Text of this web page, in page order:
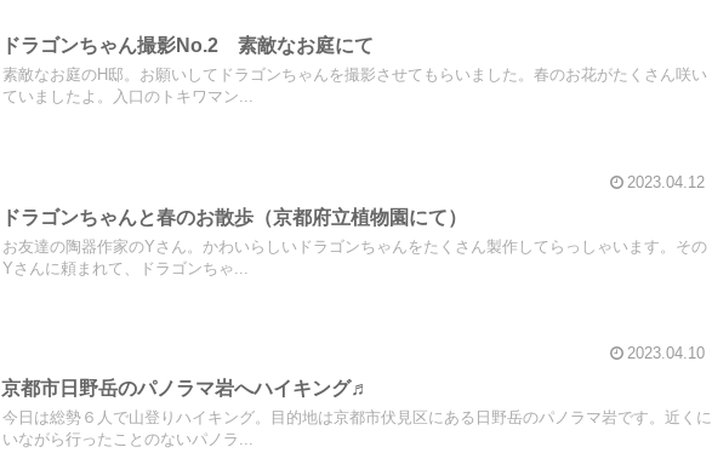
ドラゴンちゃん撮影No.2 素敵なお庭にて
素敵なお庭のH邸。お願いしてドラゴンちゃんを撮影させてもらいました。春のお花がたくさん咲い
ていましたよ。入口のトキワマン...
2023.04.12
ドラゴンちゃんと春のお散歩（京都府立植物園にて）
お友達の陶器作家のYさん。かわいらしいドラゴンちゃんをたくさん製作してらっしゃいます。その
Yさんに頼まれて、ドラゴンちゃ...
2023.04.10
京都市日野岳のパノラマ岩へハイキング♬
今日は総勢６人で山登りハイキング。目的地は京都市伏見区にある日野岳のパノラマ岩です。近くに
いながら行ったことのないパノラ...